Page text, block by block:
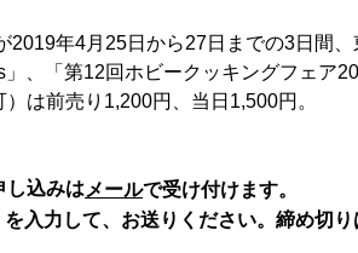
2019年4月25日から27日までの3日間、
、「第12回ホビークッキングフェア
は前売り1,200円、当日1,500円。
し込みは メールで受け付けます。
入力して、お送りください。締め切り